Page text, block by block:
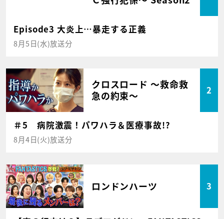
Episode3 大炎上…暴走する正義
8月5日(水)放送分
クロスロード ～救命救
急の約束～
2
＃5 病院激震！パワハラ＆医療事故!?
8月4日(火)放送分
ロンドンハーツ 3